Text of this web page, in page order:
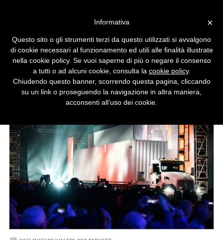
dati? Col camion si fa prima
Parola di Amazon.
×
Informativa
Questo sito o gli strumenti terzi da questo utilizzati si avvalgono
di cookie necessari al funzionamento ed utili alle finalità illustrate
nella cookie policy. Se vuoi saperne di più o negare il consenso
a tutti o ad alcuni cookie, consulta la cookie policy.
Chiudendo questo banner, scorrendo questa pagina, cliccando
su un link o proseguendo la navigazione in altra maniera,
acconsenti all’uso dei cookie.